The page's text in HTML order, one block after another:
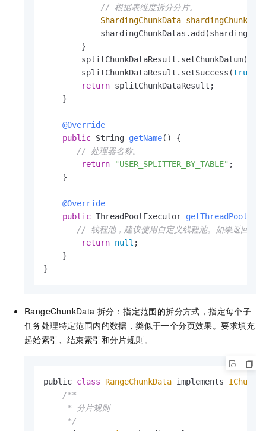
// 根据表维度拆分分片。
ShardingChunkData shardingChunkData
        }
        splitChunkDataResult.setSuccess(
true
return splitChunkDataResult;
    }
@Override
public String getName()
{
// 处理器名称。
return
"USER_SPLITTER_BY_TABLE" ;
    }
@Override
public ThreadPoolExecutor getThreadPool
// 线程池，建议使用自定义线程池。如果返回
return null ;
    }
}
RangeChunkData 拆分：指定范围的拆分方式，指定每个子
任务处理特定范围内的数据，类似于一个分页效果。要求填充
起始索引、结束索引和分片规则。
public class RangeChunkData implements
/**
     * 分片规则
     */